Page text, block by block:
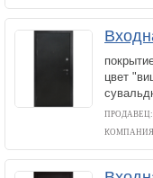
цвет
ПРОДАВЕЦ:
КОМПАНИЯ